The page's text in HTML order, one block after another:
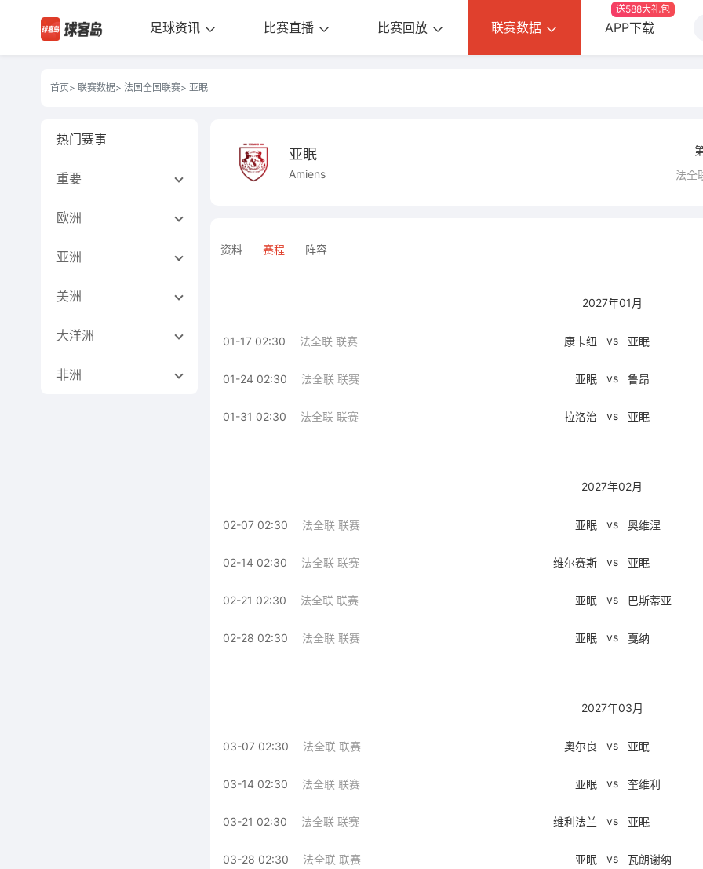
足球资讯 比赛直播 比赛回放 联赛数据 APP下载
送588大礼包
首页> 联赛数据> 法国全国联赛> 亚眠
热门赛事
重要
欧洲
亚洲
美洲
大洋洲
非洲
亚眠
Amiens
法全
资料 赛程 阵容
2027年01月
01-17 02:30 法全联 联赛 康卡纽 vs 亚眠
01-24 02:30 法全联 联赛 亚眠 vs 鲁昂
01-31 02:30 法全联 联赛 拉洛治 vs 亚眠
2027年02月
02-07 02:30 法全联 联赛 亚眠 vs 奥维涅
02-14 02:30 法全联 联赛 维尔赛斯 vs 亚眠
02-21 02:30 法全联 联赛 亚眠 vs 巴斯蒂亚
02-28 02:30 法全联 联赛 亚眠 vs 戛纳
2027年03月
03-07 02:30 法全联 联赛 奥尔良 vs 亚眠
03-14 02:30 法全联 联赛 亚眠 vs 奎维利
03-21 02:30 法全联 联赛 维利法兰 vs 亚眠
03-28 02:30 法全联 联赛 亚眠 vs 瓦朗谢纳